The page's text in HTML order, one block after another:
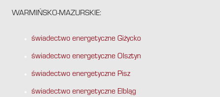
WARMIŃSKO-MAZURSKIE:
świadectwo energetyczne Giżycko
świadectwo energetyczne Olsztyn
świadectwo energetyczne Pisz
świadectwo energetyczne Elbląg